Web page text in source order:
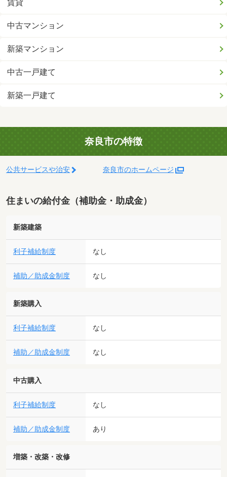
賃貸
中古マンション
新築マンション
中古一戸建て
新築一戸建て
奈良市の特徴
公共サービスや治安 奈良市のホームページ
住まいの給付金（補助金・助成金）
新築建築
利子補給制度 なし
補助／助成金制度 なし
新築購入
利子補給制度 なし
補助／助成金制度 なし
中古購入
利子補給制度 なし
補助／助成金制度 あり
増築・改築・改修